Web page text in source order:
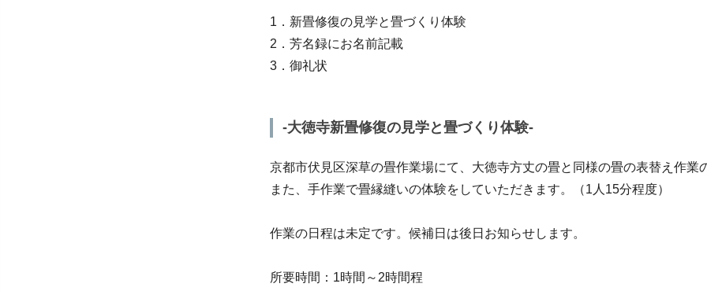
1．新畳修復の見学と畳づくり体験
2．芳名録にお名前記載
3．御礼状
-大徳寺新畳修復の見学と畳づくり体験-
京都市伏見区深草の畳作業場にて、大徳寺方丈の畳と同様の畳の表替え作業
また、手作業で畳縁縫いの体験をしていただきます。（1人15分程度）
作業の日程は未定です。候補日は後日お知らせします。
所要時間：1時間～2時間程